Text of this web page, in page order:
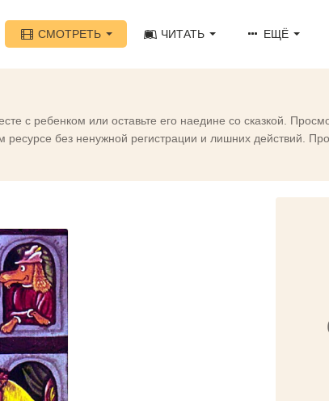
СМОТРЕТЬ ЧИТАТЬ ЕЩЁ
с ребенком или оставьте его наедине со сказкой.
без ненужной регистрации и лишних действий.